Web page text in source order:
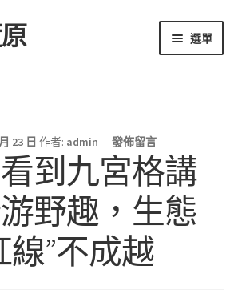
選單
23 日 作者: admin —發佈留言
到九宮格講
野趣，生態
線”不成越